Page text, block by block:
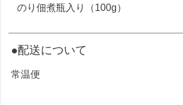
のり佃煮瓶入り（100g）
●配送について
常温便